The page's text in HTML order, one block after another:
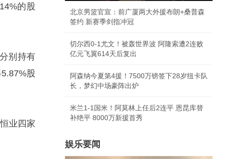
的股
别持有
股
业四家
北京男篮官宣：前广厦两大外援布朗+桑普森
签约 新赛季剑指冲冠
切尔西0-1尤文！被轰世界波 阿隆索遭2连败
亿元飞翼614天后复出
阿森纳今夏第4援！7500万镑签下28岁纽卡队
长，梦幻中场豪阵出炉
米兰1-1国米！阿莫林上任后2连平 恩昆库替
补绝平 8000万新援首秀
娱乐要闻